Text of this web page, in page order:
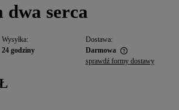
dwa serca
Wysyłka:
24 godziny
Dostawa:
Darmowa
sprawdź formy dostawy